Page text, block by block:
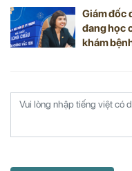
Giám đốc
đang học
khám